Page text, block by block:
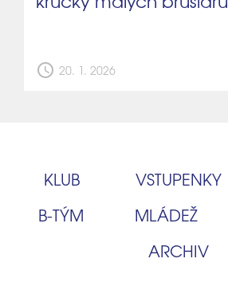
schedule 20. 1. 2026
KLUB VSTUPENKY
B‑TÝM
MLÁDEŽ
ARCHIV